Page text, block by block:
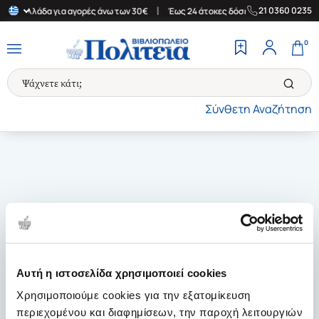
Αυτή η ιστοσελίδα χρησιμοποιεί cookies
Χρησιμοποιούμε cookies για την εξατομίκευση
περιεχομένου και διαφημίσεων, την παροχή λειτουργιών
Ελλάδα για αγορές άνω των 30€ Έως 24 άτοκες δόσεις |
21 0360 0235
Σύνθετη Αναζήτηση
0